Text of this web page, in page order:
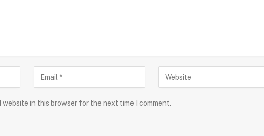
website in this browser for the next time I comment.